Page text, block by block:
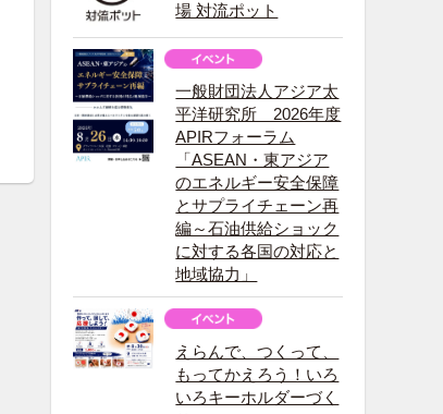
場 対流ポット
一般財団法人アジア太
平洋研究所 2026年度
APIRフォーラム
「ASEAN・東アジア
のエネルギー安全保障
とサプライチェーン再
編～石油供給ショック
に対する各国の対応と
地域協力」
えらんで、つくって、
もってかえろう！いろ
いろキーホルダーづく